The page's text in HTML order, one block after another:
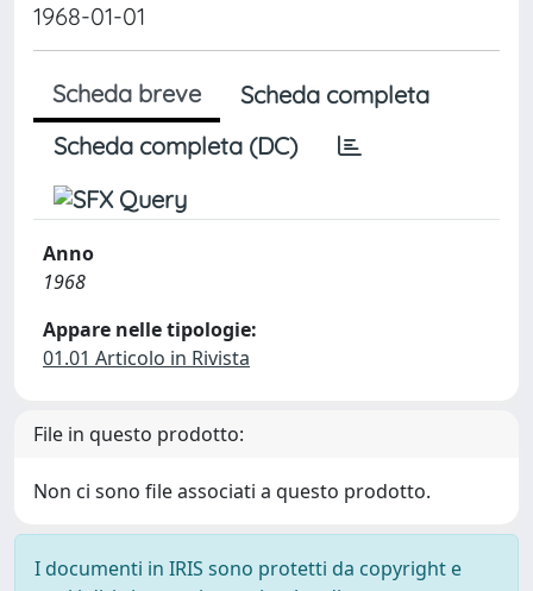
1968-01-01
Scheda breve
Scheda completa
Scheda completa (DC)
Anno
1968
Appare nelle tipologie:
01.01 Articolo in Rivista
File in questo prodotto:
Non ci sono file associati a questo prodotto.
I documenti in IRIS sono protetti da copyright e